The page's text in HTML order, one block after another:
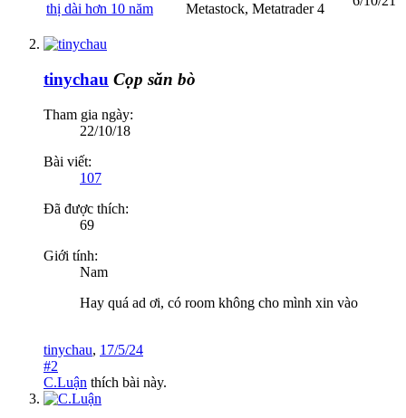
thị dài hơn 10 năm
Metastock, Metatrader 4
tinychau Cọp săn bò
Tham gia ngày:
22/10/18
Bài viết:
107
Đã được thích:
69
Giới tính:
Nam
Hay quá ad ơi, có room không cho mình xin vào
tinychau, 17/5/24
#2
C.Luận thích bài này.